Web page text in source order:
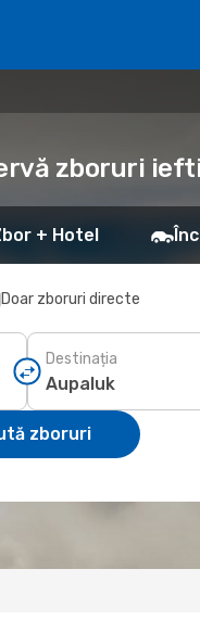
zboruri
+ Hotel
Doar zboruri directe
Destinația
zboruri